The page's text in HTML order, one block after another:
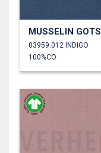
MUSSELIN GOTS
03959.012 INDIGO
100%CO